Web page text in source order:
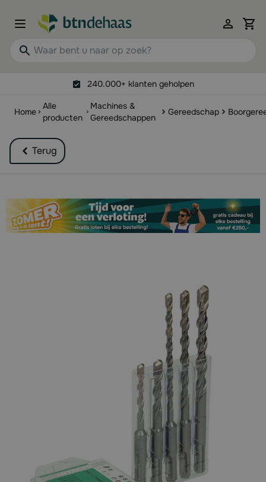
Waar bent u naar op zoek?
240.000+ klanten geholpen
Home
Alle
producten
Machines &
Gereedschappen
Gereedschap
Terug